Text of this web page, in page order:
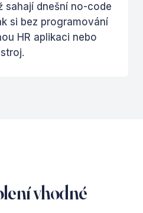
sahají dnešní no-code
si bez programování
HR aplikaci nebo
vhodné